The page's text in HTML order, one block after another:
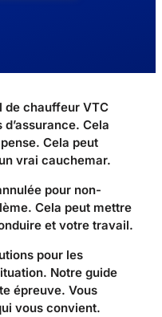
de chauffeur VTC
Cela
Cela peut
vrai cauchemar.
pour non-
Cela peut mettre
et votre travail.
pour les
Notre guide
épreuve. Vous
vous convient.